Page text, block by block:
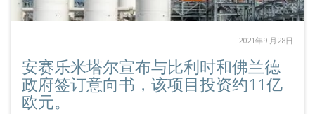
2021年9 月28日
安赛乐米塔尔宣布与比利时和佛兰德
政府签订意向书，该项目投资约11亿
欧元。